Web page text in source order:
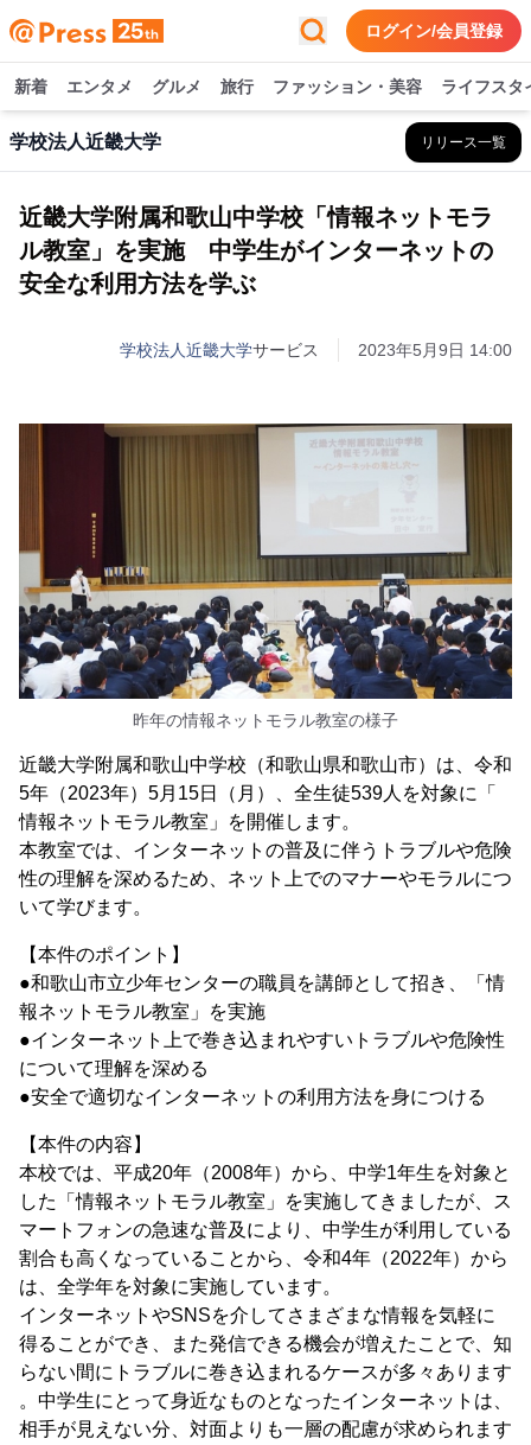
ログイン/会員登録
新着 エンタメ グルメ 旅行 ファッション・美容 ライフスタ
学校法人近畿大学 リリース一覧
近畿大学附属和歌山中学校「情報ネットモラ
ル教室」を実施 中学生がインターネットの
安全な利用方法を学ぶ
学校法人近畿大学サービス 2023年5月9日 14:00
昨年の情報ネットモラル教室の様子
近畿大学附属和歌山中学校（和歌山県和歌山市）は、令和
5年（2023年）5月15日（月）、全生徒539人を対象に「
情報ネットモラル教室」を開催します。
本教室では、インターネットの普及に伴うトラブルや危険
性の理解を深めるため、ネット上でのマナーやモラルにつ
いて学びます。
【本件のポイント】
●和歌山市立少年センターの職員を講師として招き、「情
報ネットモラル教室」を実施
●インターネット上で巻き込まれやすいトラブルや危険性
について理解を深める
●安全で適切なインターネットの利用方法を身につける
【本件の内容】
本校では、平成20年（2008年）から、中学1年生を対象と
した「情報ネットモラル教室」を実施してきましたが、ス
マートフォンの急速な普及により、中学生が利用している
割合も高くなっていることから、令和4年（2022年）から
は、全学年を対象に実施しています。
インターネットやSNSを介してさまざまな情報を気軽に
得ることができ、また発信できる機会が増えたことで、知
らない間にトラブルに巻き込まれるケースが多々あります
。中学生にとって身近なものとなったインターネットは、
相手が見えない分、対面よりも一層の配慮が求められます